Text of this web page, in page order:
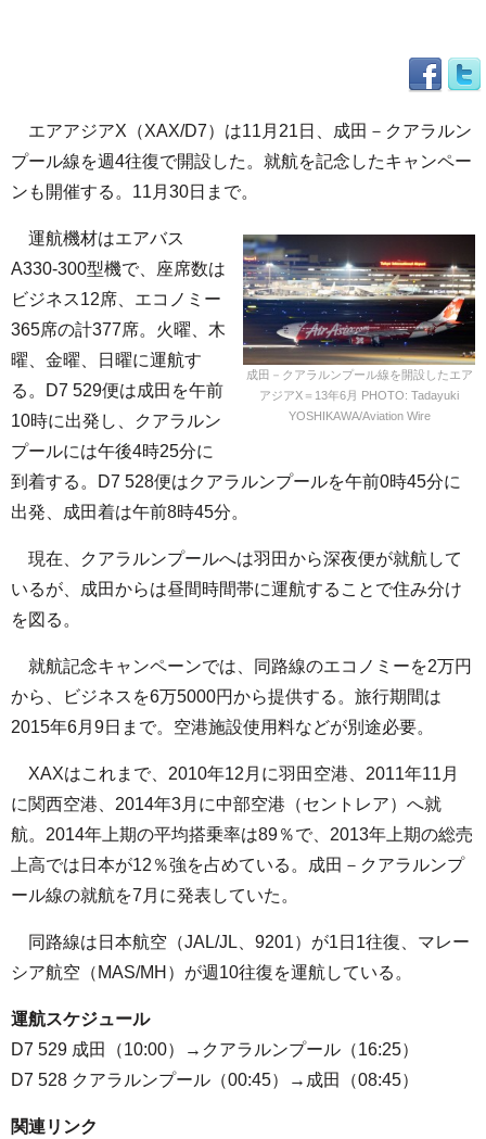
エアアジアX（XAX/D7）は11月21日、成田－クアラルン
プール線を週4往復で開設した。就航を記念したキャンペー
ンも開催する。11月30日まで。
成田－クアラルンプール線を開設したエア
アジアX＝13年6月 PHOTO: Tadayuki
YOSHIKAWA/Aviation Wire
運航機材はエアバス
A330-300型機で、座席数は
ビジネス12席、エコノミー
365席の計377席。火曜、木
曜、金曜、日曜に運航す
る。D7 529便は成田を午前
10時に出発し、クアラルン
プールには午後4時25分に
到着する。D7 528便はクアラルンプールを午前0時45分に
出発、成田着は午前8時45分。
現在、クアラルンプールへは羽田から深夜便が就航して
いるが、成田からは昼間時間帯に運航することで住み分け
を図る。
就航記念キャンペーンでは、同路線のエコノミーを2万円
から、ビジネスを6万5000円から提供する。旅行期間は
2015年6月9日まで。空港施設使用料などが別途必要。
XAXはこれまで、2010年12月に羽田空港、2011年11月
に関西空港、2014年3月に中部空港（セントレア）へ就
航。2014年上期の平均搭乗率は89％で、2013年上期の総売
上高では日本が12％強を占めている。成田－クアラルンプ
ール線の就航を7月に発表していた。
同路線は日本航空（JAL/JL、9201）が1日1往復、マレー
シア航空（MAS/MH）が週10往復を運航している。
運航スケジュール
D7 529 成田（10:00）→クアラルンプール（16:25）
D7 528 クアラルンプール（00:45）→成田（08:45）
関連リンク